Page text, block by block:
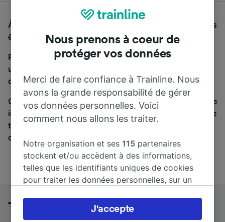
À la recherche d'un bus de Trier Hbf à Essen Hbf, vous
êtes au bon endroit.
Pour trouver des billets de bus, lancez simplement
une recherche ci-dessus. Nous comparons les temps
de trajets et les prix des voyages, en train et en bus.
Qu’importe votre destination, votre voyage commence
ici. Nous collaborons avec plus de 170 compagnies de
train et de bus. Consultez et achetez vos billets sur
cette page.
Trier Hbf à Essen Hbf en bus
Nous prenons à coeur de
protéger vos données
Merci de faire confiance à Trainline. Nous
avons la grande responsabilité de gérer
vos données personnelles. Voici
comment nous allons les traiter.
Notre organisation et ses115 partenaires
stockent et/ou accèdent à des informations,
telles que les identifiants uniques de cookies
pour traiter les données personnelles, sur un
préférences, notamment en exerçant votre
droit d’opposition à l’intérêt légitime, en
J'accepte